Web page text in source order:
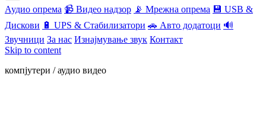
Аудио опрема 📹 Видео надзор 📡 Мрежна опрема 💾 USB &
Дискови 🔋 UPS & Стабилизатори 🚗 Авто додатоци 🔊
Звучници За нас Изнајмување звук Контакт
Skip to content
компјутери / аудио видео